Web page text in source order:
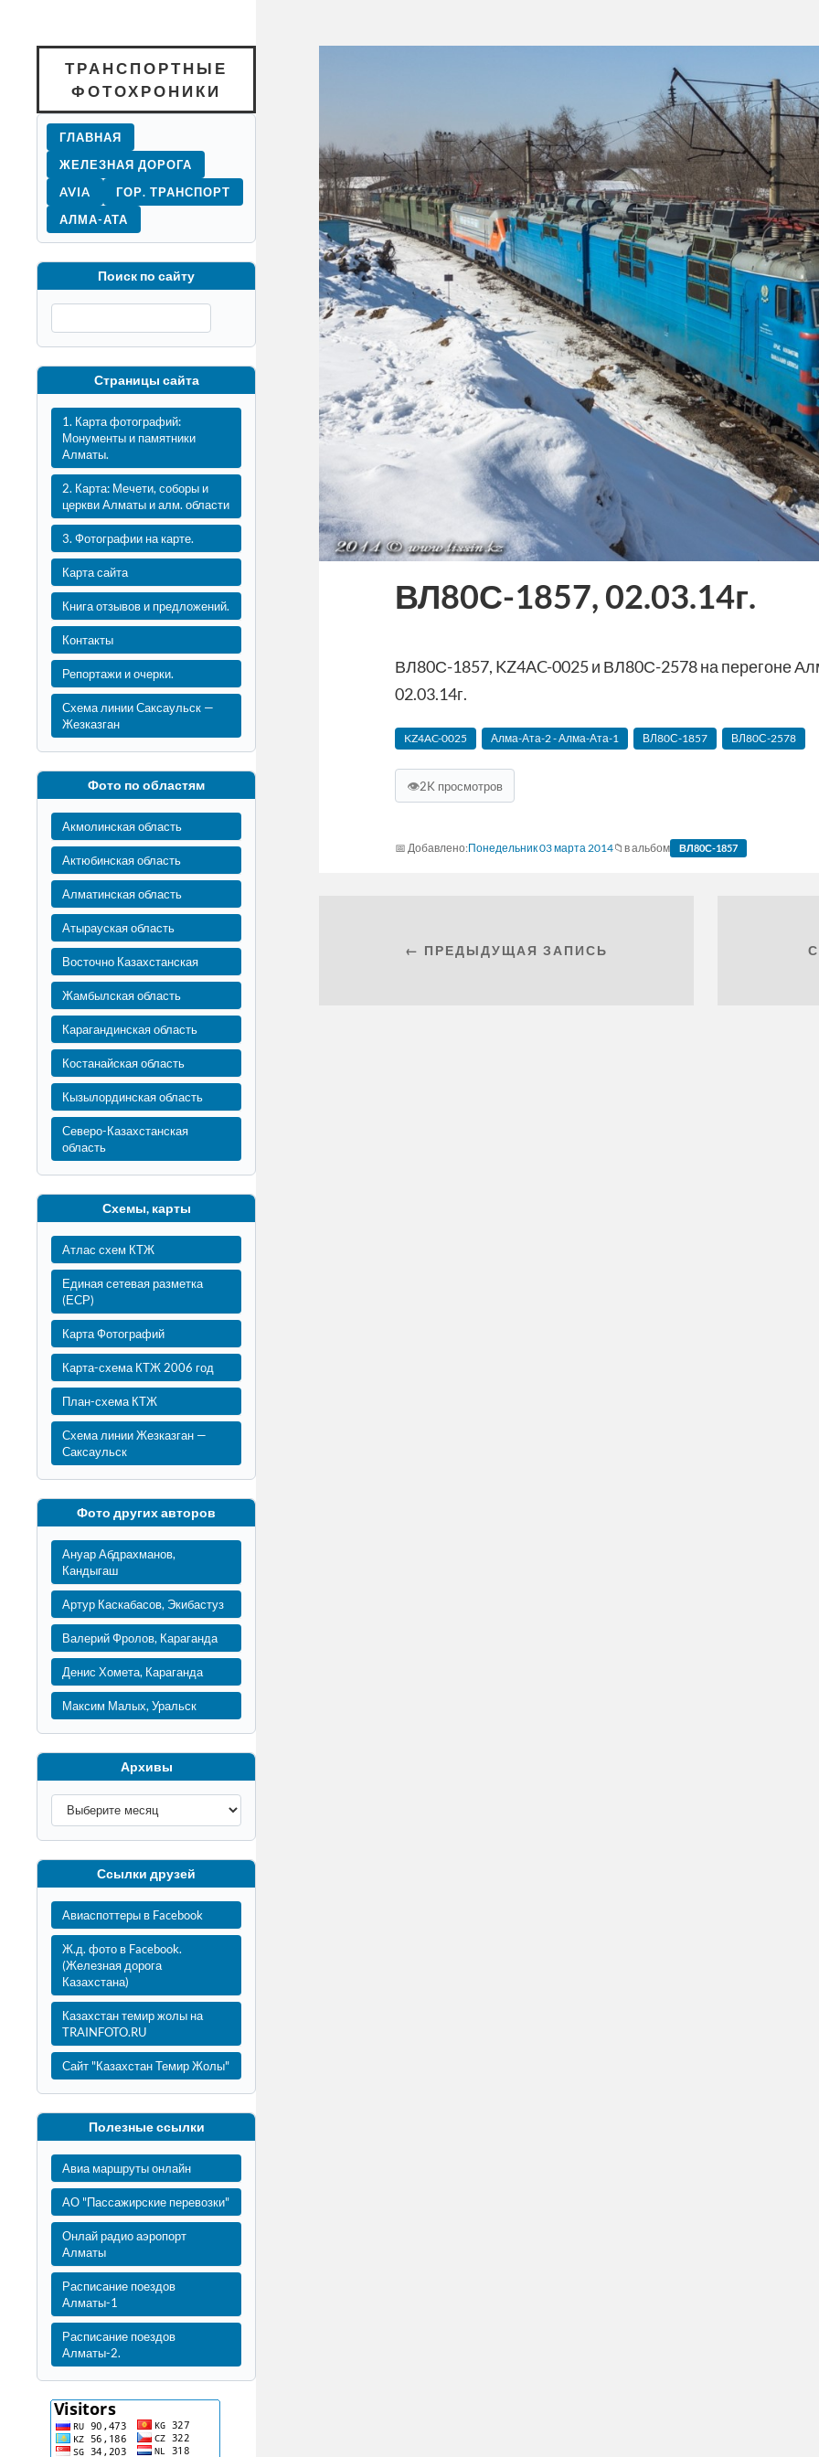
ТРАНСПОРТНЫЕ
ФОТОХРОНИКИ
ГЛАВНАЯ
ЖЕЛЕЗНАЯ ДОРОГА
AVIA
ГОР. ТРАНСПОРТ
АЛМА-АТА
Поиск по сайту
Страницы сайта
1. Карта фотографий:
Монументы и памятники
Алматы.
2. Карта: Мечети, соборы и
церкви Алматы и алм. области
3. Фотографии на карте.
Карта сайта
Книга отзывов и предложений.
Контакты
Репортажи и очерки.
Схема линии Саксаульск —
Жезказган
Фото по областям
Акмолинская область
Актюбинская область
Алматинская область
Атырауская область
Восточно Казахстанская
Жамбылская область
Карагандинская область
Костанайская область
Кызылординская область
Северо-Казахстанская
область
Схемы, карты
Атлас схем КТЖ
Единая сетевая разметка
(ЕСР)
Карта Фотографий
Карта-схема КТЖ 2006 год
План-схема КТЖ
Схема линии Жезказган —
Саксаульск
Фото других авторов
Ануар Абдрахманов,
Кандыгаш
Артур Каскабасов, Экибастуз
Валерий Фролов, Караганда
Денис Хомета, Караганда
Максим Малых, Уральск
Архивы
Ссылки друзей
Авиаспоттеры в Facebook
Ж.д. фото в Facebook.
(Железная дорога
Казахстана)
Казахстан темир жолы на
TRAINFOTO.RU
Сайт "Казахстан Темир Жолы"
Полезные ссылки
Авиа маршруты онлайн
АО "Пассажирские перевозки"
Онлай радио аэропорт
Алматы
Расписание поездов
Алматы-1
Расписание поездов
Алматы-2.
ВЛ80С-1857, 02.03.14г.
ВЛ80С-1857, KZ4AC-0025 и ВЛ80С-2578 на перегоне
02.03.14г.
KZ4AC-0025 Алма-Ата-2 - Алма-Ата-1 ВЛ80С-1857 ВЛ80С-2578
👁2K просмотров
Понедельник 03 марта 2014 в альбом ВЛ80С-1857
← ПРЕДЫДУЩАЯ ЗАПИСЬ